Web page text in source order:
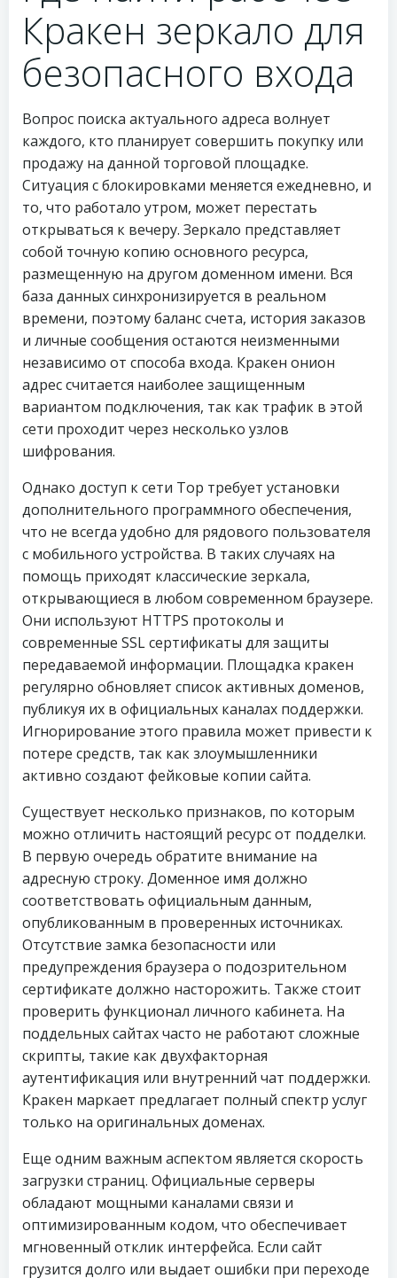
Кракен зеркало для
безопасного входа
Вопрос поиска актуального адреса волнует
каждого, кто планирует совершить покупку или
продажу на данной торговой площадке.
Ситуация с блокировками меняется ежедневно, и
то, что работало утром, может перестать
открываться к вечеру. Зеркало представляет
собой точную копию основного ресурса,
размещенную на другом доменном имени. Вся
база данных синхронизируется в реальном
времени, поэтому баланс счета, история заказов
и личные сообщения остаются неизменными
независимо от способа входа. Кракен онион
адрес считается наиболее защищенным
вариантом подключения, так как трафик в этой
сети проходит через несколько узлов
шифрования.
Однако доступ к сети Тор требует установки
дополнительного программного обеспечения,
что не всегда удобно для рядового пользователя
с мобильного устройства. В таких случаях на
помощь приходят классические зеркала,
открывающиеся в любом современном браузере.
Они используют HTTPS протоколы и
современные SSL сертификаты для защиты
передаваемой информации. Площадка кракен
регулярно обновляет список активных доменов,
публикуя их в официальных каналах поддержки.
Игнорирование этого правила может привести к
потере средств, так как злоумышленники
активно создают фейковые копии сайта.
Существует несколько признаков, по которым
можно отличить настоящий ресурс от подделки.
В первую очередь обратите внимание на
адресную строку. Доменное имя должно
соответствовать официальным данным,
опубликованным в проверенных источниках.
Отсутствие замка безопасности или
предупреждения браузера о подозрительном
сертификате должно насторожить. Также стоит
проверить функционал личного кабинета. На
поддельных сайтах часто не работают сложные
скрипты, такие как двухфакторная
аутентификация или внутренний чат поддержки.
Кракен маркает предлагает полный спектр услуг
только на оригинальных доменах.
Еще одним важным аспектом является скорость
загрузки страниц. Официальные серверы
обладают мощными каналами связи и
оптимизированным кодом, что обеспечивает
мгновенный отклик интерфейса. Если сайт
грузится долго или выдает ошибки при переходе